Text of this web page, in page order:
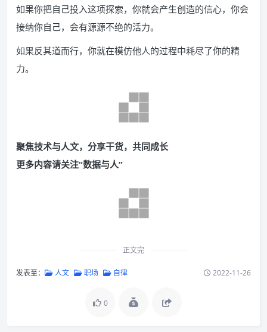
如果你把自己投入这项探索，你就会产生创造的信心，你会
接纳你自己，会有源源不绝的活力。
如果反其道而行，你就在模仿他人的过程中耗尽了你的精
力。
聚焦技术与人文，分享干货，共同成长
更多内容请关注“数据与人”
正文完
发表至： 人文 职场 自律 2022-11-26
0